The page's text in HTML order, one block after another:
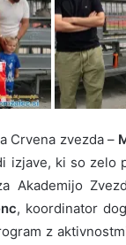
Crvena zvezda –
izjave, ki so zelo
Akademijo
, koordinator
z